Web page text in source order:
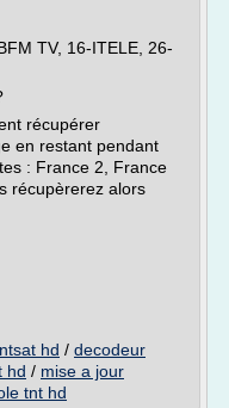
TV, 16-ITELE, 26-
récupérer
en restant pendant
: France 2, France
récupèrerez alors
hd / decodeur
hd / mise a jour
tnt hd